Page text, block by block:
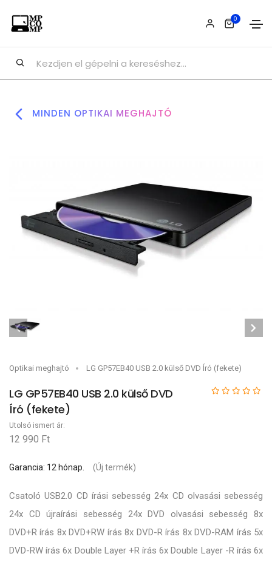
0
MINDEN OPTIKAI MEGHAJTÓ
Optikai meghajtó LG GP57EB40 USB 2.0 külső DVD Író (fekete)
LG GP57EB40 USB 2.0 külső DVD
Író (fekete)
Utolsó ismert ár:
12 990 Ft
Garancia: 12 hónap. (Új termék)
Csatoló USB2.0 CD írási sebesség 24x CD olvasási sebesség
24x CD újraírási sebesség 24x DVD olvasási sebesség 8x
DVD+R írás 8x DVD+RW írás 8x DVD-R írás 8x DVD-RAM írás 5x
DVD-RW írás 6x Double Layer +R írás 6x Double Layer -R írás 6x